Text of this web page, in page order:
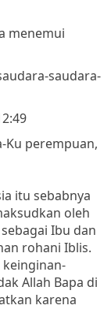
menemui
saudara-
Ku perempuan,
itu sebabnya
oleh
Ibu dan
rohani Iblis.
Allah Bapa di
karena